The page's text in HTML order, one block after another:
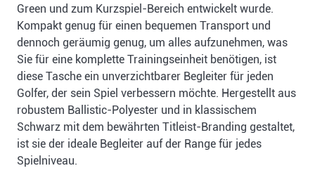
Green und zum Kurzspiel-Bereich entwickelt wurde.
Kompakt genug für einen bequemen Transport und
dennoch geräumig genug, um alles aufzunehmen, was
Sie für eine komplette Trainingseinheit benötigen, ist
diese Tasche ein unverzichtbarer Begleiter für jeden
Golfer, der sein Spiel verbessern möchte. Hergestellt aus
robustem Ballistic-Polyester und in klassischem
Schwarz mit dem bewährten Titleist-Branding gestaltet,
ist sie der ideale Begleiter auf der Range für jedes
Spielniveau.